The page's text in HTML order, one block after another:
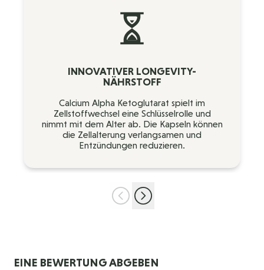
INNOVATIVER LONGEVITY-
NÄHRSTOFF
Calcium Alpha Ketoglutarat spielt im
Zellstoffwechsel eine Schlüsselrolle und
nimmt mit dem Alter ab. Die Kapseln können
die Zellalterung verlangsamen und
Entzündungen reduzieren.
EINE BEWERTUNG ABGEBEN